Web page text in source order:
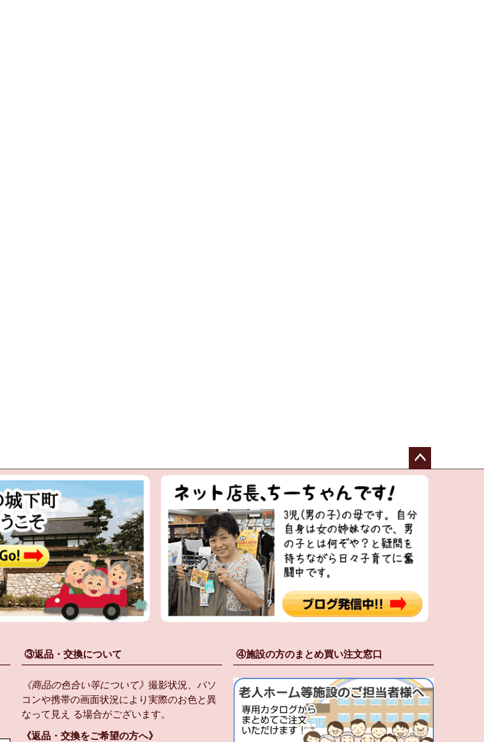
ペー
へ
③返品・交換について
《商品の色合い等について》 撮影状況、パソ
コンや携帯の画面状況により実際のお色と異
なって見え る場合がございます。
《返品・交換をご希望の方へ》
④施設の方のまとめ買い注文窓口